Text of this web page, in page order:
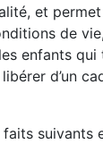
et
de
enfants qui
d’un
faits suivants